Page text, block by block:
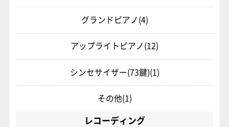
グランドピアノ(4)
アップライトピアノ(12)
シンセサイザー(73鍵)(1)
その他(1)
レコーディング